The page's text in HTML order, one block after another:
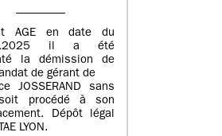
AGE en date du
il a été
la démission de
de gérant de
JOSSERAND sans
procédé à son
Dépôt légal
LYON.